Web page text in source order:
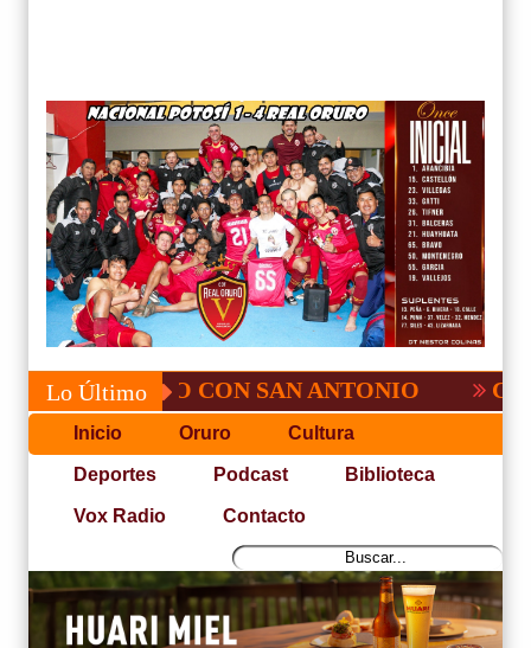
Lo Último
PUDO CON SAN ANTONIO COPA
Inicio Oruro Cultura
Deportes Podcast Biblioteca
Vox Radio Contacto